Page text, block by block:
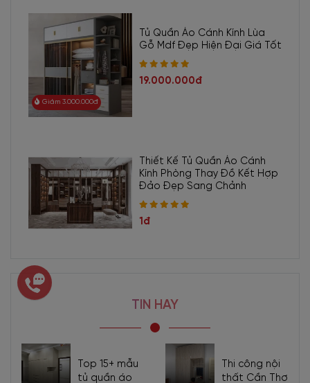
Giảm 3.000.000đ
Tủ Quần Áo Cánh Kính Lùa
Gỗ Mdf Đẹp Hiện Đại Giá Tốt
19.000.000đ
Thiết Kế Tủ Quần Áo Cánh
Kính Phòng Thay Đồ Kết Hợp
Đảo Đẹp Sang Chảnh
1đ
TIN HAY
Top 15+ mẫu
tủ quần áo
Thi công nội
thất Cần Thơ